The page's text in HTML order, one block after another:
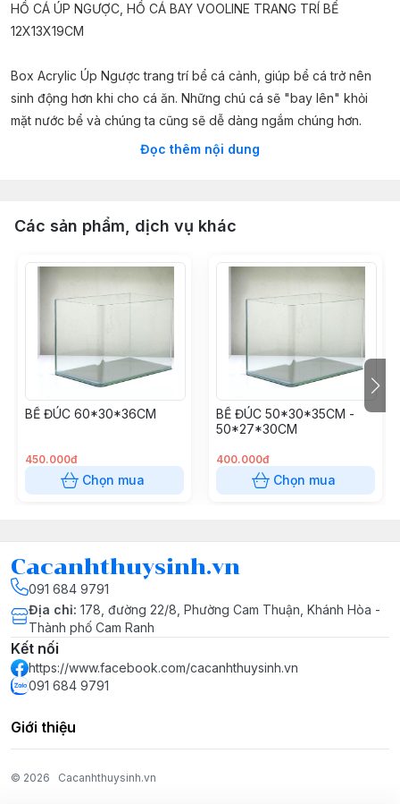
HỒ CÁ ÚP NGƯỢC, HỒ CÁ BAY VOOLINE TRANG TRÍ BỂ
12X13X19CM
Box Acrylic Úp Ngược trang trí bể cá cảnh, giúp bể cá trở nên
sinh động hơn khi cho cá ăn. Những chú cá sẽ "bay lên" khỏi
mặt nước bể và chúng ta cũng sẽ dễ dàng ngắm chúng hơn.
Đọc thêm nội dung
Các sản phẩm, dịch vụ khác
BỂ ĐÚC 60*30*36CM
450.000đ
Chọn mua
BỂ ĐÚC 50*30*35CM -
50*27*30CM
400.000đ
Chọn mua
Cacanhthuysinh.vn
091 684 9791
Địa chỉ: 178, đường 22/8, Phường Cam Thuận, Khánh Hòa -
Thành phố Cam Ranh
Kết nối
https://www.facebook.com/cacanhthuysinh.vn
091 684 9791
Giới thiệu
© 2026 Cacanhthuysinh.vn